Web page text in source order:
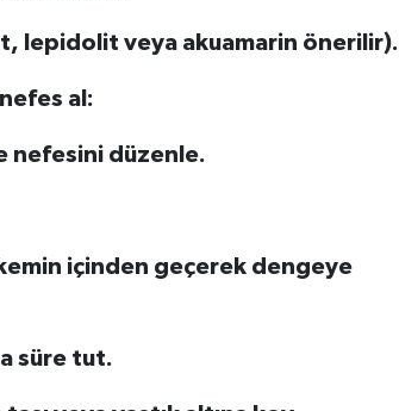
lepidolit veya akuamarin önerilir).
al:
nefesini düzenle.
içinden geçerek dengeye
süre tut.